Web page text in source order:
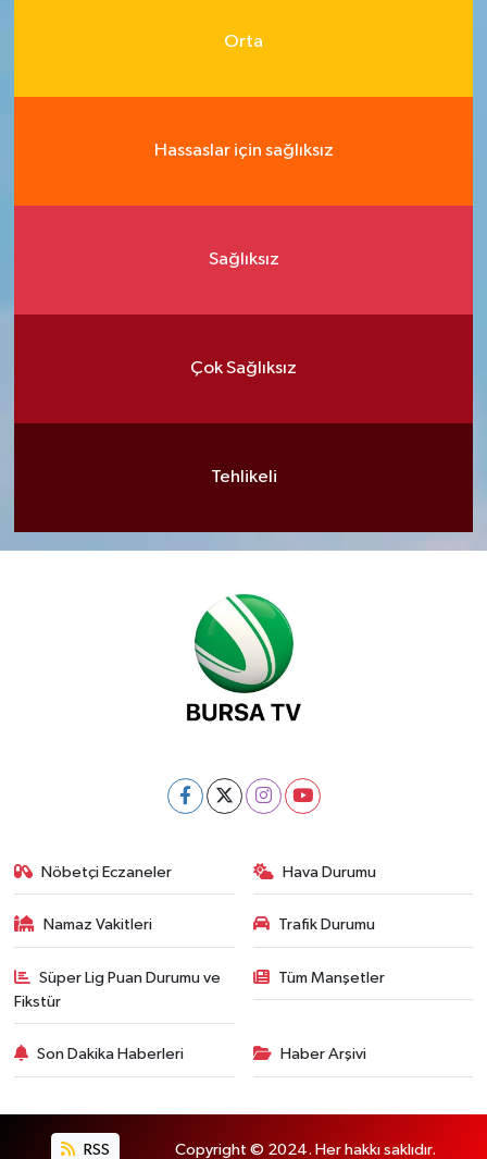
Orta
Hassaslar için sağlıksız
Sağlıksız
Çok Sağlıksız
Tehlikeli
Nöbetçi Eczaneler Hava Durumu
Namaz Vakitleri Trafik Durumu
Süper Lig Puan Durumu ve
Fikstür
Tüm Manşetler
Son Dakika Haberleri Haber Arşivi
RSS Copyright © 2024. Her hakkı saklıdır.